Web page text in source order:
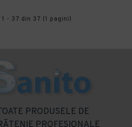
- 37 din 37 (1 pagini)
PRODUSELE DE
PROFESIONALE